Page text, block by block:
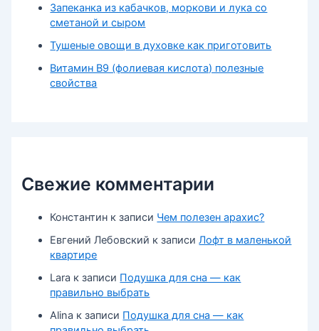
Запеканка из кабачков, моркови и лука со
сметаной и сыром
Тушеные овощи в духовке как приготовить
Витамин В9 (фолиевая кислота) полезные
свойства
Свежие комментарии
Константин к записи Чем полезен арахис?
Евгений Лебовский к записиЛофт в маленькой
квартире
Lara к записи Подушка для сна — как
правильно выбрать
Alina к записи Подушка для сна — как